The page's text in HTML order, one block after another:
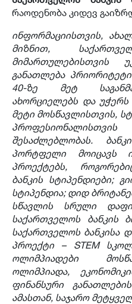
რაოდენობა კიდევ
ინფორმაციისთვის,
მიზნით,
განათლება
40-ზე მეტ
ახორციელებს და უჭერს
მეტი მოსწავლისთვის,
შესაძლებლობას.
პორტფელი მოიცავს
პროექტებს,
ბანკის სტიპენდიები;
სტიპენდია; დიდ
სწავლის სრული
საქართველოს ბანკის
საქართველოს ბანკისა
პროექტი – STEM
ოლიმპიადები
ოლიმპიადა,
ფინანსური
ამასთან, საჯარო